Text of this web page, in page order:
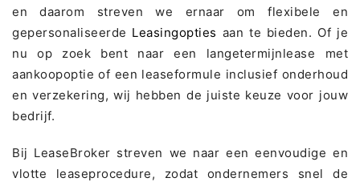
en daarom streven we ernaar om flexibele en
gepersonaliseerde Leasingopties aan te bieden. Of je
nu op zoek bent naar een langetermijnlease met
aankoopoptie of een leaseformule inclusief onderhoud
en verzekering, wij hebben de juiste keuze voor jouw
bedrijf.
Bij LeaseBroker streven we naar een eenvoudige en
vlotte leaseprocedure, zodat ondernemers snel de